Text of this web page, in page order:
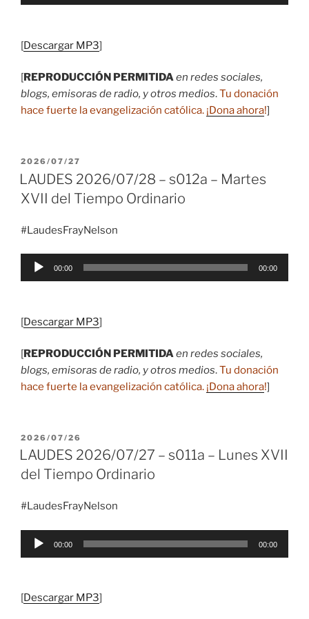
[Descargar MP3]
[REPRODUCCIÓN PERMITIDAen redes sociales,
blogs, emisoras de radio, y otros medios.Tu donación
hace fuerte la evangelización católica. ¡Dona ahora!]
PUBLICADO
EL
2026/07/27
LAUDES 2026/07/28 – s012a – Martes
XVII del Tiempo Ordinario
#LaudesFrayNelson
Reproductor
00:00 00:00
[Descargar MP3]
[REPRODUCCIÓN PERMITIDAen redes sociales,
blogs, emisoras de radio, y otros medios.Tu donación
hace fuerte la evangelización católica. ¡Dona ahora!]
PUBLICADO
EL
2026/07/26
LAUDES 2026/07/27 – s011a – Lunes XVII
del Tiempo Ordinario
#LaudesFrayNelson
Reproductor
00:00 00:00
[Descargar MP3]